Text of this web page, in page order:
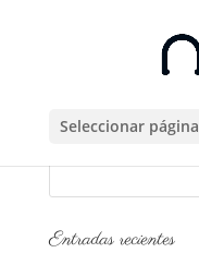
Seleccionar página
Entradas recientes